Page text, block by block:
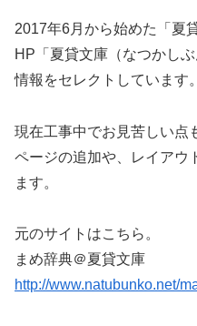
2017年6月から始めた「夏
HP「夏貸文庫（なつかし
情報をセレクトしています。
現在工事中でお見苦しい点
ページの追加や、レイアウ
ます。
元のサイトはこちら。
まめ辞典＠夏貸文庫
http://www.natubunko.net/